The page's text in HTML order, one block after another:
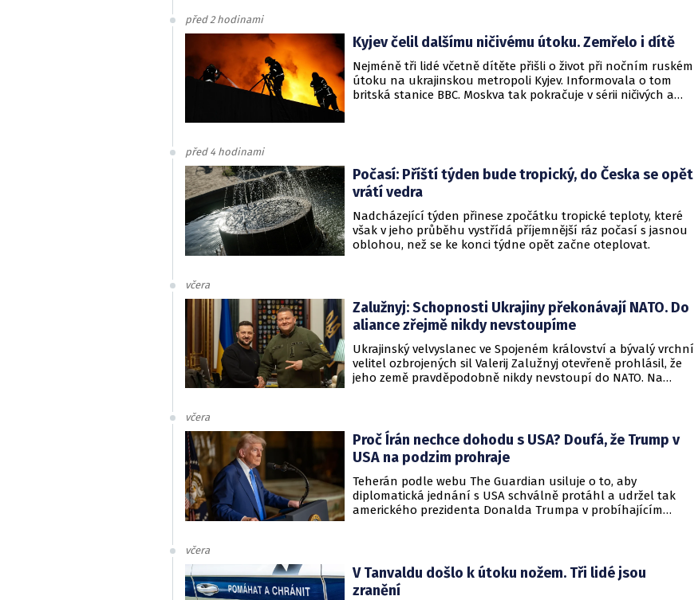
před 2 hodinami
Kyjev čelil dalšímu ničivému útoku. Zemřelo i dítě
Nejméně tři lidé včetně dítěte přišli o život při nočním ruském
útoku na ukrajinskou metropoli Kyjev. Informovala o tom
britská stanice BBC. Moskva tak pokračuje v sérii ničivých a
před 4 hodinami
Počasí: Příští týden bude tropický, do Česka se opět
vrátí vedra
Nadcházející týden přinese zpočátku tropické teploty, které
však v jeho průběhu vystřídá příjemnější ráz počasí s jasnou
oblohou, než se ke konci týdne opět začne oteplovat.
včera
Zalužnyj: Schopnosti Ukrajiny překonávají NATO. Do
aliance zřejmě nikdy nevstoupíme
Ukrajinský velvyslanec ve Spojeném království a bývalý vrchní
velitel ozbrojených sil Valerij Zalužnyj otevřeně prohlásil, že
jeho země pravděpodobně nikdy nevstoupí do NATO. Na
nedosažitelné.
včera
Proč Írán nechce dohodu s USA? Doufá, že Trump v
USA na podzim prohraje
Teherán podle webu The Guardian usiluje o to, aby
diplomatická jednání s USA schválně protáhl a udržel tak
amerického prezidenta Donalda Trumpa v probíhajícím
rukojmími za prezidenta Jimmyho Cartera.
včera
V Tanvaldu došlo k útoku nožem. Tři lidé jsou
zranění